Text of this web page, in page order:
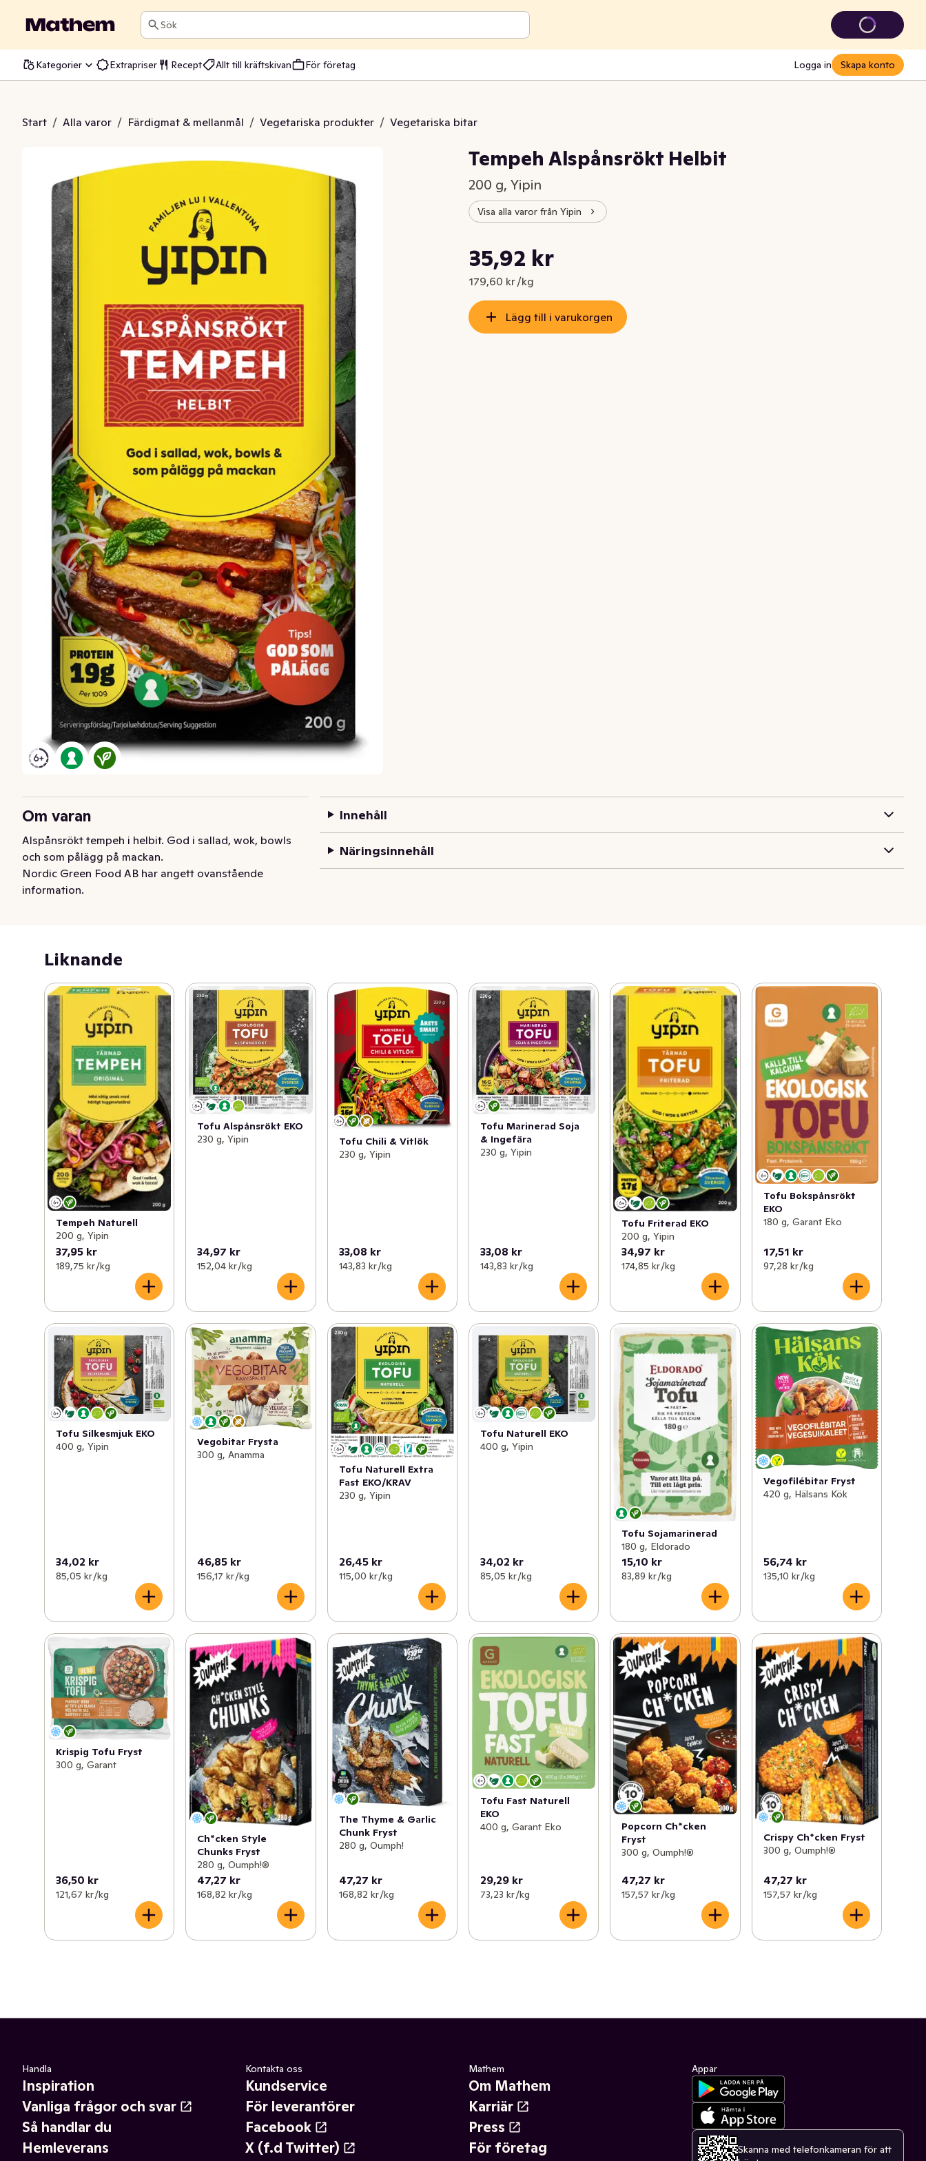
Sök
Kategorier Extrapriser Recept Allt till kräftskivan För företag Logga in Skapa konto
Start / Alla varor / Färdigmat & mellanmål / Vegetariska produkter / Vegetariska bitar
Helbit
Tempeh Alspånsrökt Helbit
200 g, Yipin
Visa alla varor från Yipin
Nuvarande pris är: 35,92 kr
35,92 kr
179,60 kr /kg
Styckpris: 179,60 kr /kg
Lägg till i varukorgen
Om varan
Alspånsrökt tempeh i helbit. God i sallad, wok, bowls
och som pålägg på mackan.
Nordic Green Food AB har angett ovanstående
information.
Innehåll
Näringsinnehåll
Liknande
Tempeh Naturell
200 g, Yipin
37,95 kr
189,75 kr /kg
Tofu Alspånsrökt EKO
230 g, Yipin
34,97 kr
152,04 kr /kg
Tofu Chili & Vitlök
230 g, Yipin
33,08 kr
143,83 kr /kg
Tofu Marinerad Soja
& Ingefära
230 g, Yipin
33,08 kr
143,83 kr /kg
Tofu Friterad EKO
200 g, Yipin
34,97 kr
174,85 kr /kg
Tofu Bokspånsrökt
EKO
180 g, Garant Eko
17,51 kr
97,28 kr /kg
Tofu Silkesmjuk EKO
400 g, Yipin
34,02 kr
85,05 kr /kg
Vegobitar Frysta
300 g, Anamma
46,85 kr
156,17 kr /kg
Tofu Naturell Extra
Fast EKO/KRAV
230 g, Yipin
26,45 kr
115,00 kr /kg
Tofu Naturell EKO
400 g, Yipin
34,02 kr
85,05 kr /kg
Tofu Sojamarinerad
180 g, Eldorado
15,10 kr
83,89 kr /kg
Vegofilébitar Fryst
420 g, Hälsans Kök
56,74 kr
135,10 kr /kg
Krispig Tofu Fryst
300 g, Garant
36,50 kr
121,67 kr /kg
Ch*cken Style
Chunks Fryst
280 g, Oumph!®
47,27 kr
168,82 kr /kg
The Thyme & Garlic
Chunk Fryst
280 g, Oumph!
47,27 kr
168,82 kr /kg
Tofu Fast Naturell
EKO
400 g, Garant Eko
29,29 kr
73,23 kr /kg
Popcorn Ch*cken
Fryst
300 g, Oumph!®
47,27 kr
157,57 kr /kg
Crispy Ch*cken Fryst
300 g, Oumph!®
47,27 kr
157,57 kr /kg
Handla
Inspiration
Vanliga frågor och svar
Så handlar du
Hemleverans
Kontakta oss
Kundservice
För leverantörer
Facebook
X (f.d Twitter)
Mathem
Om Mathem
Karriär
Press
För företag
Appar
Skanna med telefonkameran för att